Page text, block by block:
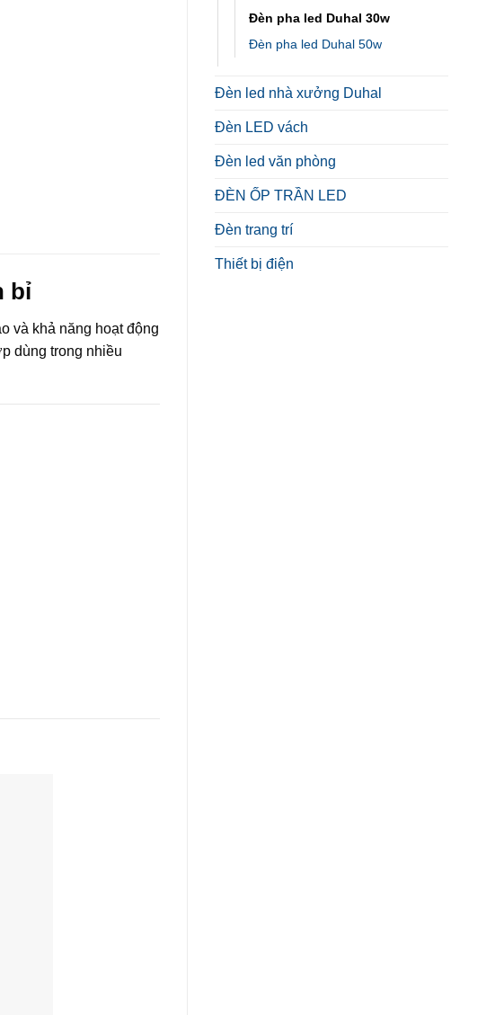
Đèn pha led Duhal 30w
Đèn pha led Duhal 50w
Đèn led nhà xưởng Duhal
Đèn LED vách
Đèn led văn phòng
ĐÈN ỐP TRẦN LED
Đèn trang trí
Thiết bị điện
bỉ
và khả năng hoạt động
dùng trong nhiều